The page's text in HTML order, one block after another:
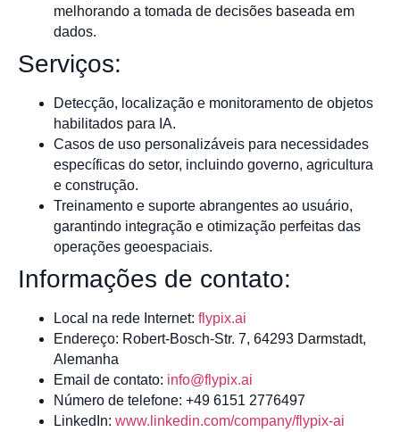
melhorando a tomada de decisões baseada em
dados.
Serviços:
Detecção, localização e monitoramento de objetos
habilitados para IA.
Casos de uso personalizáveis para necessidades
específicas do setor, incluindo governo, agricultura
e construção.
Treinamento e suporte abrangentes ao usuário,
garantindo integração e otimização perfeitas das
operações geoespaciais.
Informações de contato:
Local na rede Internet: flypix.ai
Endereço: Robert-Bosch-Str. 7, 64293 Darmstadt,
Alemanha
Email de contato: info@flypix.ai
Número de telefone: +49 6151 2776497
LinkedIn: www.linkedin.com/company/flypix-ai